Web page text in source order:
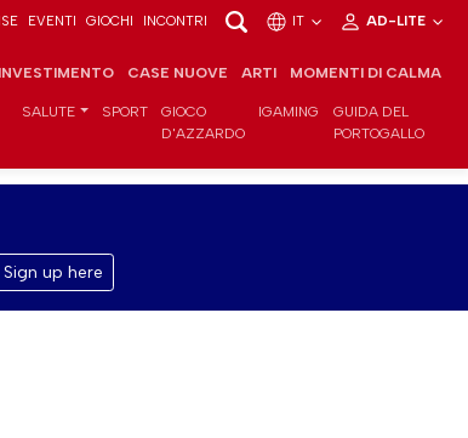
EVENTI GIOCHI INCONTRI IT AD-LITE
CASE NUOVE ARTI MOMENTI DI CALMA
SALUTE SPORT
GIOCO
D'AZZARDO
IGAMING
GUIDA DEL
PORTOGALLO
Sign up here